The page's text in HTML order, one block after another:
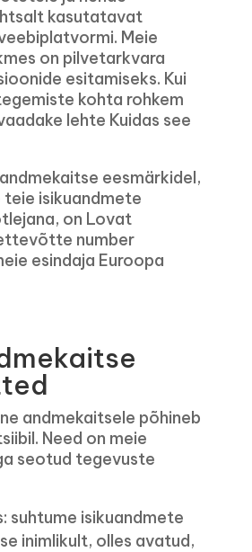
kasutatavat
Meie
on pilvetarkvara
esitamiseks. Kui
kohta rohkem
lehte Kuidas see
eesmärkidel,
isikuandmete
on Lovat
number
esindaja Euroopa
andmekaitsele põhineb
Need on meie
seotud tegevuste
suhtume isikuandmete
inimlikult, olles avatud,